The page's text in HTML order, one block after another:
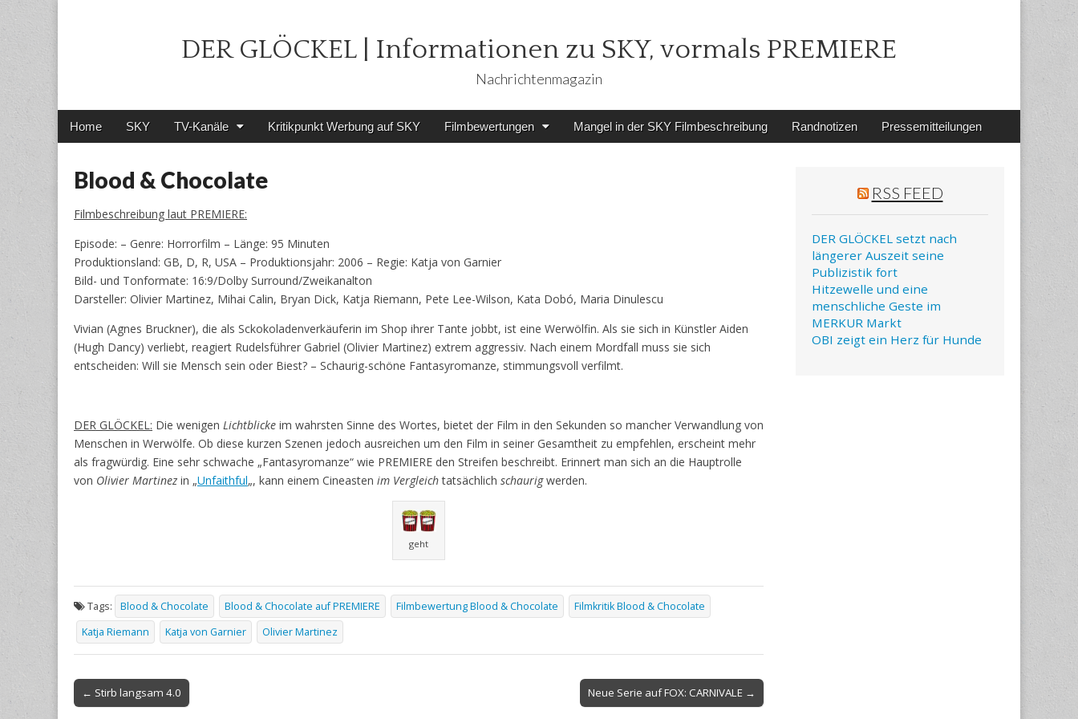
DER GLÖCKEL | Informationen zu SKY, vormals PREMIERE
Nachrichtenmagazin
Main
Skip
Home SKY TV-Kanäle Kritikpunkt Werbung auf SKY Filmbewertungen Mangel in der SKY Filmbeschreibung Randnotizen Pressemitteilungen
Blood & Chocolate
Filmbeschreibung laut PREMIERE:
Episode: – Genre: Horrorfilm – Länge: 95 Minuten
Produktionsland: GB, D, R, USA – Produktionsjahr: 2006 – Regie: Katja von Garnier
Bild- und Tonformate: 16:9/Dolby Surround/Zweikanalton
Darsteller: Olivier Martinez, Mihai Calin, Bryan Dick, Katja Riemann, Pete Lee-Wilson, Kata Dobó, Maria Dinulescu
Vivian (Agnes Bruckner), die als Sckokoladenverkäuferin im Shop ihrer Tante jobbt, ist eine Werwölfin. Als sie sich in Künstler Aiden
(Hugh Dancy) verliebt, reagiert Rudelsführer Gabriel (Olivier Martinez) extrem aggressiv. Nach einem Mordfall muss sie sich
entscheiden: Will sie Mensch sein oder Biest? – Schaurig-schöne Fantasyromanze, stimmungsvoll verfilmt.
DER GLÖCKEL: Die wenigen Lichtblicke im wahrsten Sinne des Wortes, bietet der Film in den Sekunden so mancher Verwandlung von
Menschen in Werwölfe. Ob diese kurzen Szenen jedoch ausreichen um den Film in seiner Gesamtheit zu empfehlen, erscheint mehr
als fragwürdig. Eine sehr schwache „Fantasyromanze“ wie PREMIERE den Streifen beschreibt. Erinnert man sich an die Hauptrolle
von Olivier Martinez in „Unfaithful„, kann einem Cineasten im Vergleichtatsächlich schaurigwerden.
geht
Tags: Blood & Chocolate Blood & Chocolate auf PREMIERE Filmbewertung Blood & Chocolate
Filmkritik Blood & Chocolate
Katja Riemann
Katja von Garnier Olivier Martinez
Post
navigation
← Stirb langsam 4.0 Neue Serie auf FOX: CARNIVALE →
RSS FEED
DER GLÖCKEL setzt nach
längerer Auszeit seine
Publizistik fort
Hitzewelle und eine
menschliche Geste im
MERKUR Markt
OBI zeigt ein Herz für Hunde